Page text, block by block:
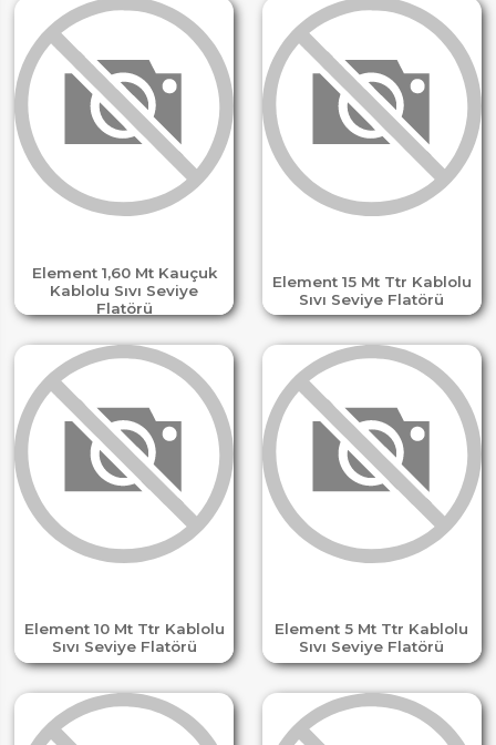
Element 1,60 Mt Kauçuk
Kablolu Sıvı Seviye
Flatörü
Element 15 Mt Ttr Kablolu
Sıvı Seviye Flatörü
Element 10 Mt Ttr Kablolu
Sıvı Seviye Flatörü
Element 5 Mt Ttr Kablolu
Sıvı Seviye Flatörü